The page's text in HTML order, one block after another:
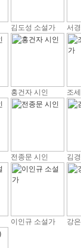
김도성 소설가 서
홍건자 시인 조
전종문 시인 김
이인규 소설가 강